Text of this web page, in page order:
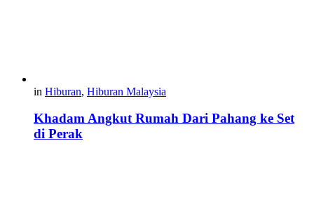
in Hiburan, Hiburan Malaysia
Khadam Angkut Rumah Dari Pahang ke Set
di Perak